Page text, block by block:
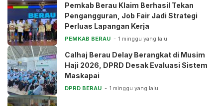
Pemkab Berau Klaim Berhasil Tekan
Pengangguran, Job Fair Jadi Strategi
Perluas Lapangan Kerja
PEMKAB BERAU 1 minggu yang lalu
Calhaj Berau Delay Berangkat di Musim
Haji 2026, DPRD Desak Evaluasi Sistem
Maskapai
DPRD BERAU 1 minggu yang lalu